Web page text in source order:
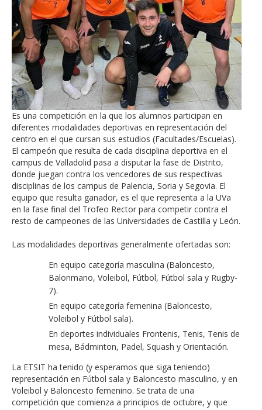
Es una competición en la que los alumnos participan en
diferentes modalidades deportivas en representación del
centro en el que cursan sus estudios (Facultades/Escuelas).
El campeón que resulta de cada disciplina deportiva en el
campus de Valladolid pasa a disputar la fase de Distrito,
donde juegan contra los vencedores de sus respectivas
disciplinas de los campus de Palencia, Soria y Segovia. El
equipo que resulta ganador, es el que representa a la UVa
en la fase final del Trofeo Rector para competir contra el
resto de campeones de las Universidades de Castilla y León.
Las modalidades deportivas generalmente ofertadas son:
En equipo categoría masculina (Baloncesto,
Balonmano, Voleibol, Fútbol, Fútbol sala y Rugby-
7).
En equipo categoría femenina (Baloncesto,
Voleibol y Fútbol sala).
En deportes individuales Frontenis, Tenis, Tenis de
mesa, Bádminton, Padel, Squash y Orientación.
La ETSIT ha tenido (y esperamos que siga teniendo)
representación en Fútbol sala y Baloncesto masculino, y en
Voleibol y Baloncesto femenino. Se trata de una
competición que comienza a principios de octubre, y que